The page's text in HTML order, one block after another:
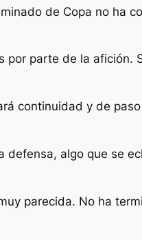
de Copa no ha
por parte de la afición.
continuidad y de
defensa, algo que se
parecida. No ha